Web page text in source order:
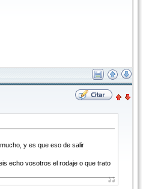
y es que eso de salir
echo vosotros el rodaje o que trato